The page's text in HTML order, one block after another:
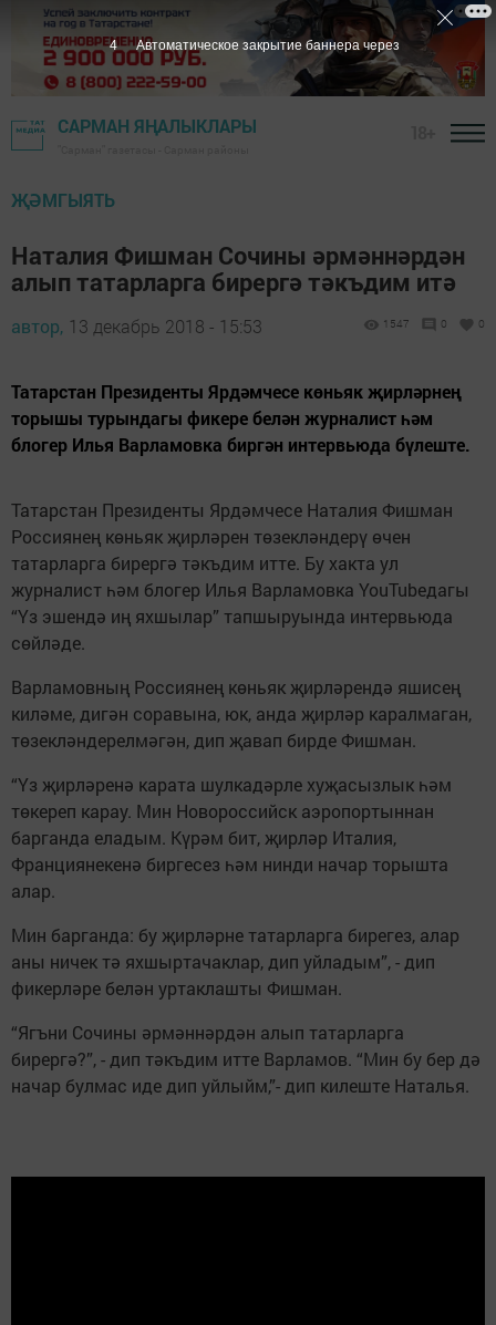
САРМАН ЯҢАЛЫКЛАРЫ
ҖӘМГЫЯТЬ
Наталия Фишман Сочины әрмәннәрдән
алып татарларга бирергә тәкъдим итә
автор, 13 декабрь 2018 - 15:53 1547 0 0
Татарстан Президенты Ярдәмчесе көньяк җирләрнең
торышы турындагы фикере белән журналист һәм
блогер Илья Варламовка биргән интервьюда бүлеште.
Татарстан Президенты Ярдәмчесе Наталия Фишман
Россиянең көньяк җирләрен төзекләндерү өчен
татарларга бирергә тәкъдим итте. Бу хакта ул
журналист һәм блогер Илья Варламовка YouTubeдагы
“Үз эшендә иң яхшылар” тапшыруында интервьюда
сөйләде.
Варламовның Россиянең көньяк җирләрендә яшисең
киләме, дигән соравына, юк, анда җирләр каралмаган,
төзекләндерелмәгән, дип җавап бирде Фишман.
“Үз җирләренә карата шулкадәрле хуҗасызлык һәм
төкереп карау. Мин Новороссийск аэропортыннан
барганда еладым. Күрәм бит, җирләр Италия,
Франциянекенә биргесез һәм нинди начар торышта
алар.
Мин барганда: бу җирләрне татарларга бирегез, алар
аны ничек тә яхшыртачаклар, дип уйладым”, - дип
фикерләре белән уртаклашты Фишман.
“Ягъни Сочины әрмәннәрдән алып татарларга
бирергә?”, - дип тәкъдим итте Варламов. “Мин бу бер дә
начар булмас иде дип уйлыйм,”- дип килеште Наталья.
3 Автоматическое закрытие баннера через